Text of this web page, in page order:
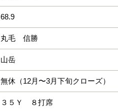
68.9
丸毛 信勝
山岳
無休（12月〜3月下旬クローズ）
３５Ｙ ８打席